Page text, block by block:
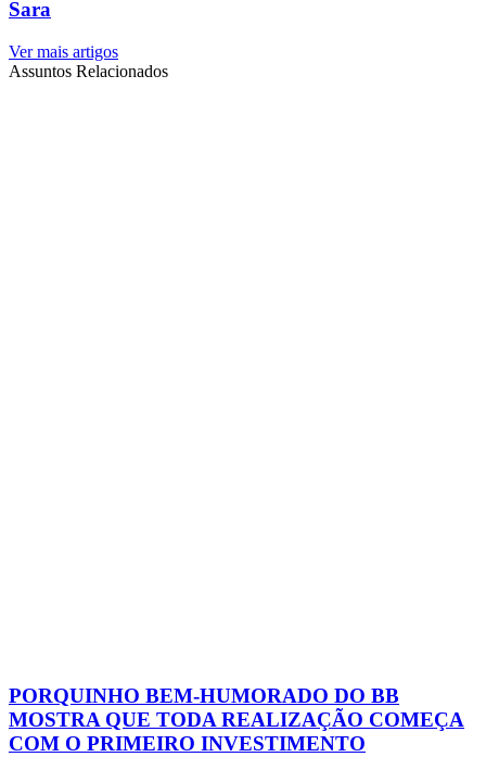
Sara
Ver mais artigos
Assuntos Relacionados
PORQUINHO BEM-HUMORADO DO BB
MOSTRA QUE TODA REALIZAÇÃO COMEÇA
COM O PRIMEIRO INVESTIMENTO